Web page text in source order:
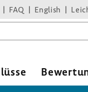
FAQ English